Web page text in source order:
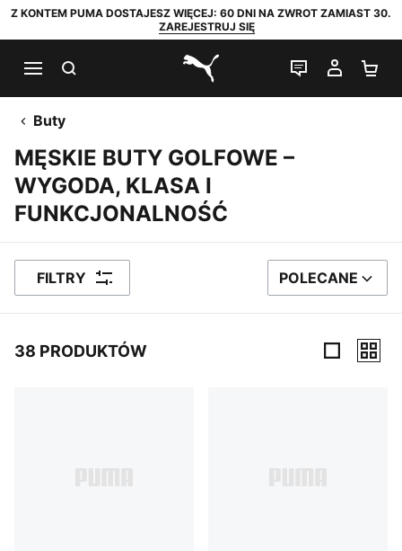
Z KONTEM PUMA DOSTAJESZ WIĘCEJ: 60 DNI NA ZWROT ZAMIAST 30.
ZAREJESTRUJ SIĘ
PUMA.com
CZAT NA
MOJE
Buty
MĘSKIE BUTY GOLFOWE –
WYGODA, KLASA I
FUNKCJONALNOŚĆ
FILTRY SORTUJ WEDŁUG
POLECANE
38 PRODUKTÓW